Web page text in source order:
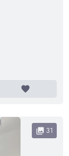
favorite
collections 31